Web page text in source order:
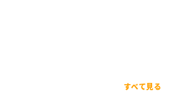
すべて見る